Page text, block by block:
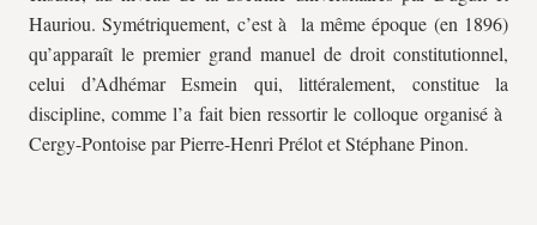
Hauriou. Symétriquement, c’est à la même époque (en 1896)
qu’apparaît le premier grand manuel de droit constitutionnel,
celui d’Adhémar Esmein qui, littéralement, constitue la
discipline, comme l’a fait bien ressortir le colloque organisé à
Cergy-Pontoise par Pierre-Henri Prélot et Stéphane Pinon.